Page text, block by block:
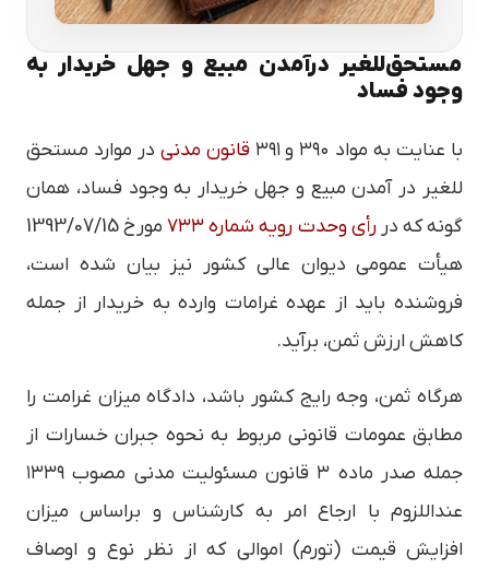
مستحق‌للغیر درآمدن مبیع و جهل خریدار به
وجود فساد
با عنایت به مواد ۳۹۰ و ۳۹۱ قانون مدنی در موارد مستحق
للغیر در آمدن مبیع و جهل خریدار به وجود فساد، همان
گونه که دررأی وحدت رویه شماره ۷۳۳
مورخ 1393/07/15
هیأت عمومی دیوان عالی کشور نیز بیان شده است،
فروشنده باید از عهده غرامات وارده به خریدار از جمله
کاهش ارزش ثمن، برآید.
هرگاه ثمن، وجه رایج کشور باشد، دادگاه میزان غرامت را
مطابق عمومات قانونی مربوط به نحوه جبران خسارات از
جمله صدر ماده ۳ قانون مسئولیت مدنی مصوب ۱۳۳۹
عنداللزوم با ارجاع امر به کارشناس و براساس میزان
افزایش قیمت (تورم) اموالی که از نظر نوع و اوصاف